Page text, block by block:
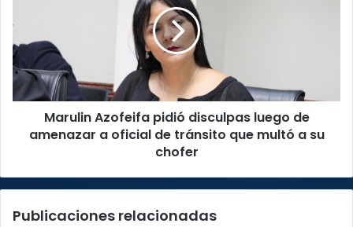
de
amenazar
a
oficial
tránsito
a
chofer
Marulin Azofeifa pidió disculpas luego de
amenazar a oficial de tránsito que multó a su
chofer
Publicaciones relacionadas